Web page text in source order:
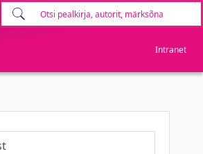
Intranet